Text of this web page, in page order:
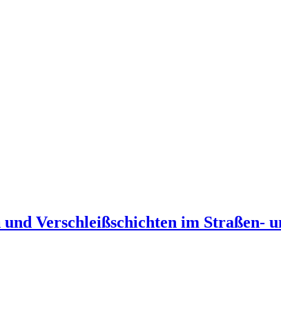
Verschleißschichten im Straßen-